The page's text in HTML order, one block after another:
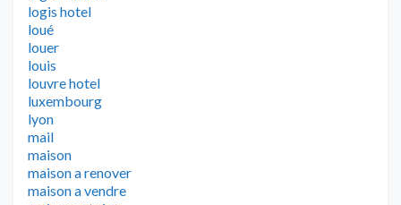
logis hotel
loué
louer
louis
louvre hotel
luxembourg
lyon
mail
maison
maison a renover
maison a vendre